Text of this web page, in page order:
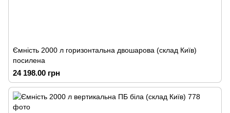
Ємність 2000 л горизонтальна двошарова (склад Київ)
посилена
24 198.00 грн